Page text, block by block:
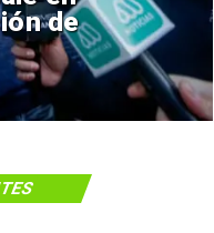
de